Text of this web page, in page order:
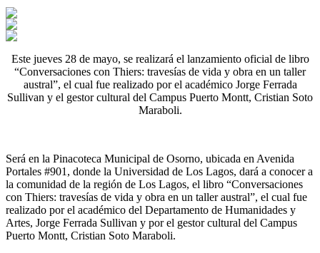
Este jueves 28 de mayo, se realizará el lanzamiento oficial de libro
“Conversaciones con Thiers: travesías de vida y obra en un taller
austral”, el cual fue realizado por el académico Jorge Ferrada
Sullivan y el gestor cultural del Campus Puerto Montt, Cristian Soto
Maraboli.
Será en la Pinacoteca Municipal de Osorno, ubicada en Avenida
Portales #901, donde la Universidad de Los Lagos, dará a conocer a
la comunidad de la región de Los Lagos, el libro “Conversaciones
con Thiers: travesías de vida y obra en un taller austral”, el cual fue
realizado por el académico del Departamento de Humanidades y
Artes, Jorge Ferrada Sullivan y por el gestor cultural del Campus
Puerto Montt, Cristian Soto Maraboli.